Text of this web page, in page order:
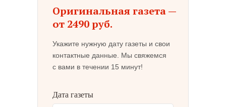
Оригинальная газета —
от 2490 руб.
Укажите нужную дату газеты и свои
контактные данные. Мы свяжемся
с вами в течении 15 минут!
Дата газеты